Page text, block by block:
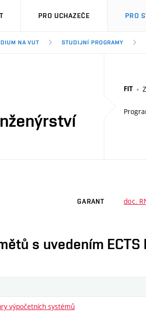
PRO UCHAZEČE PRO
NA VUT STUDIJNÍ PROGRAMY
FIT
GARANT doc.
s uvedením
výpočetních systémů